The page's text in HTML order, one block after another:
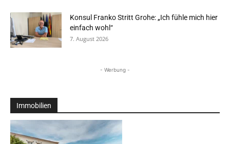
Konsul Franko Stritt Grohe: „Ich fühle mich hier
einfach wohl“
7. August 2026
- Werbung -
Immobilien